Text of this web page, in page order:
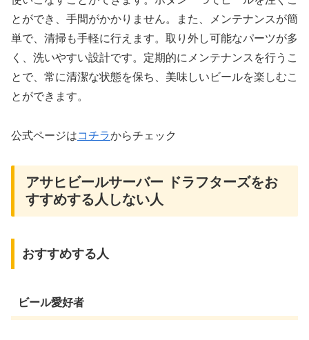
とができ、手間がかかりません。また、
メンテナンスが簡
単で、清掃も手軽に行えます。取り外し可能なパーツが多
く、洗いやすい設計です。定期的にメンテナンスを行うこ
とで、常に清潔な状態を保ち、美味しいビールを楽しむこ
とができます。
公式ページはコチラからチェック
アサヒビールサーバー ドラフターズをお
すすめする人しない人
おすすめする人
ビール愛好者